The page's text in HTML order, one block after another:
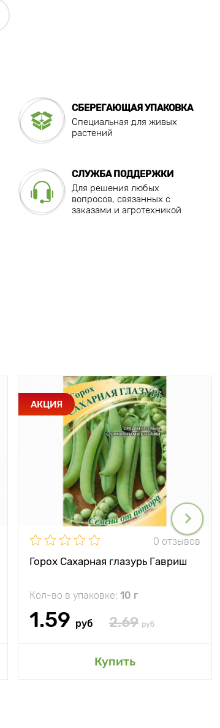
СБЕРЕГАЮЩАЯ УПАКОВКА
Специальная для живых
растений
СЛУЖБА ПОДДЕРЖКИ
Для решения любых
вопросов, связанных с
заказами и агротехникой
АКЦИЯ
0 отзывов
Горох Сахарная глазурь Гавриш
Кол-во в упаковке: 10 г
1.59 руб 2.69 руб
Купить